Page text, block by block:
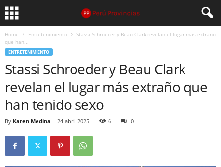
Home Entretenimiento
Stassi Schroeder y Beau Clark revelan el lugar más extraño
que han...
ENTRETENIMIENTO
Stassi Schroeder y Beau Clark
revelan el lugar más extraño que
han tenido sexo
By Karen Medina - 24 abril 2025 6 0